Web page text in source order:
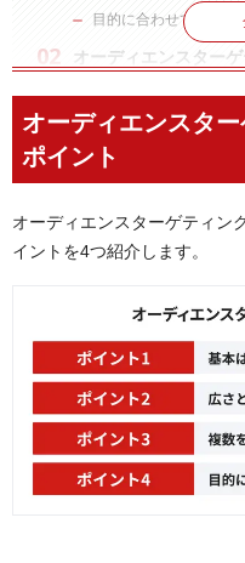
目的に合わせてセグメ
オーディエンスター
見込みトラフィックが
自動化機能や推奨機能
まとめ
オーディエンスタ
ポイント
オーディエンスターゲティン
イントを4つ紹介します。